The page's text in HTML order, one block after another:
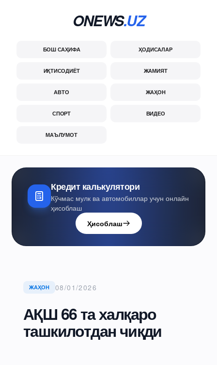
ONEWS.UZ
БОШ САҲИФА ҲОДИСАЛАР
ИҚТИСОДИЁТ ЖАМИЯТ
АВТО ЖАҲОН
СПОРТ ВИДЕО
МАЪЛУМОТ
Кредит калькулятори
Кўчмас мулк ва автомобиллар учун онлайн
ҳисоблаш
Ҳисоблаш
ЖАҲОН 08/01/2026
АҚШ 66 та халқаро
ташкилотдан чиқди